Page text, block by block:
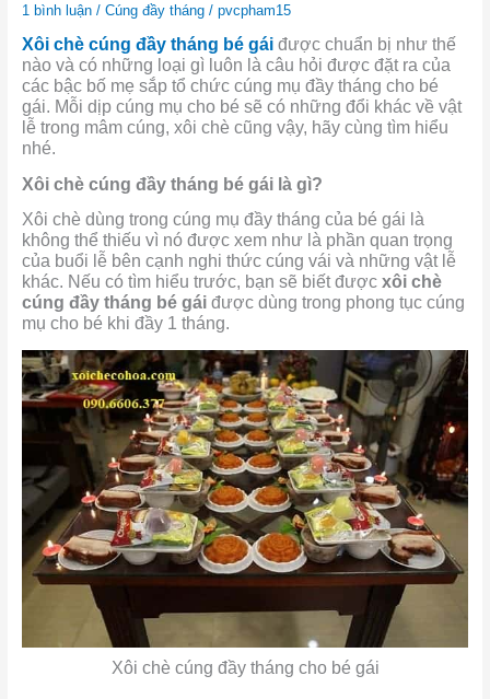
1 bình luận / Cúng đầy tháng/ pvcpham15
Xôi chè cúng đầy tháng bé gáiđược chuẩn bị như thế
nào và có những loại gì luôn là câu hỏi được đặt ra của
các bậc bố mẹ sắp tổ chức cúng mụ đầy tháng cho bé
gái. Mỗi dịp cúng mụ cho bé sẽ có những đổi khác về vật
lễ trong mâm cúng, xôi chè cũng vậy, hãy cùng tìm hiểu
nhé.
Xôi chè cúng đầy tháng bé gái là gì?
Xôi chè dùng trong cúng mụ đầy tháng của bé gái là
không thể thiếu vì nó được xem như là phần quan trọng
của buổi lễ bên cạnh nghi thức cúng vái và những vật lễ
khác. Nếu có tìm hiểu trước, bạn sẽ biết được xôi chè
cúng đầy tháng bé gáiđược dùng trong phong tục cúng
mụ cho bé khi đầy 1 tháng.
Xôi chè cúng đầy tháng cho bé gái